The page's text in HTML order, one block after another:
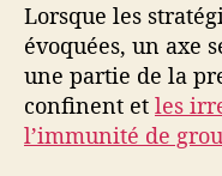
Lorsque les
évoquées, un axe
une partie de la
confinent et les
l’immunité de